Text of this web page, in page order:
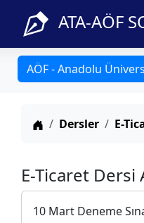
ATA-AÖF
AÖF - Anadolu
Anasayfa
Dersler E-
E-Ticaret Dersi
10 Mart Deneme